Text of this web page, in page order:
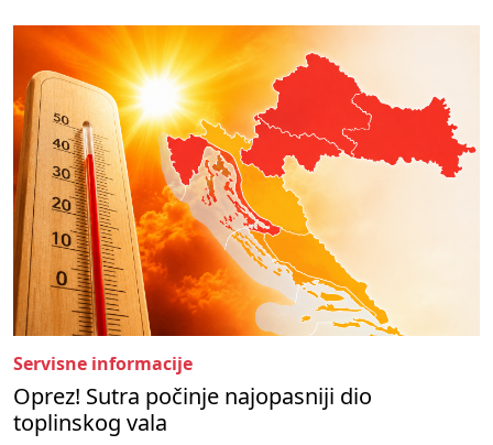
Servisne informacije
Oprez! Sutra počinje najopasniji dio
toplinskog vala